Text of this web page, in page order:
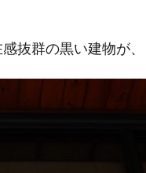
抜群の黒い建物が、